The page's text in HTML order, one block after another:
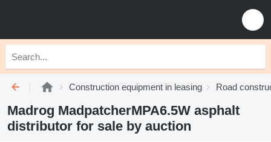
Construction equipment in leasing Road
Madrog MadpatcherMPA6.5W asphalt
distributor for sale by auction